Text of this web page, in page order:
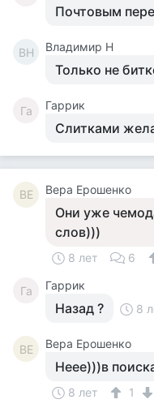
Почтовым
ВН Владимир Н
Только не
Га Гаррик
Слитками
ВЕ Вера Ерошенко
Они уже
слов)))
8 лет 6
Га Гаррик
Назад ? 8
ВЕ Вера Ерошенко
Неее)))в
8 лет 1